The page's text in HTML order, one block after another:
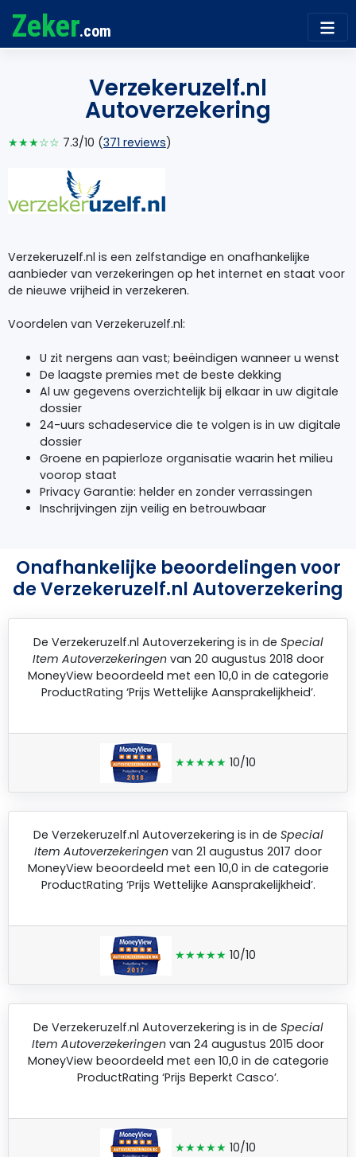
Zeker.com
Verzekeruzelf.nl
Autoverzekering
★★★☆☆ 7.3/10 (371 reviews)
Verzekeruzelf.nl is een zelfstandige en onafhankelijke
aanbieder van verzekeringen op het internet en staat voor
de nieuwe vrijheid in verzekeren.
Voordelen van Verzekeruzelf.nl:
U zit nergens aan vast; beëindigen wanneer u wenst
De laagste premies met de beste dekking
Al uw gegevens overzichtelijk bij elkaar in uw digitale
dossier
24-uurs schadeservice die te volgen is in uw digitale
dossier
Groene en papierloze organisatie waarin het milieu
voorop staat
Privacy Garantie: helder en zonder verrassingen
Inschrijvingen zijn veilig en betrouwbaar
Onafhankelijke beoordelingen voor
de Verzekeruzelf.nl Autoverzekering
De Verzekeruzelf.nl Autoverzekering is in de Special
Item Autoverzekeringenvan 20 augustus 2018 door
MoneyViewbeoordeeld met een 10,0 in de categorie
ProductRating ‘Prijs Wettelijke Aansprakelijkheid’.
★★★★★ 10/10
De Verzekeruzelf.nl Autoverzekering is in de Special
Item Autoverzekeringen van 21 augustus 2017 door
MoneyViewbeoordeeld met een 10,0 in de categorie
ProductRating ‘Prijs Wettelijke Aansprakelijkheid’.
★★★★★ 10/10
De Verzekeruzelf.nl Autoverzekering is in de Special
Item Autoverzekeringen van 24 augustus 2015 door
MoneyViewbeoordeeld met een 10,0 in de categorie
ProductRating ‘Prijs Beperkt Casco’.
★★★★★ 10/10